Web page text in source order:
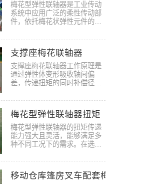
梅花型弹性联轴器是工业传动
系统中应用广泛的柔性传动部
件，依托梅花状弹性元件的形
支撑座梅花联轴器
支撑座梅花联轴器工作原理是
通过弹性体变形吸收轴间偏
差，传递扭矩的同时补偿径
梅花型弹性联轴器扭矩
梅花型弹性联轴器的扭矩传递
能力强大且灵活，能够满足多
种不同工况下的需求。在选择
移动仓库篷房叉车配套梅花联轴器